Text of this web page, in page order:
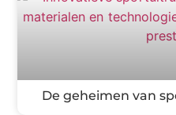
De geheimen van